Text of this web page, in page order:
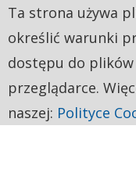
Ta strona używa
określić warunki
dostępu do
przeglądarce.
naszej: Polityce